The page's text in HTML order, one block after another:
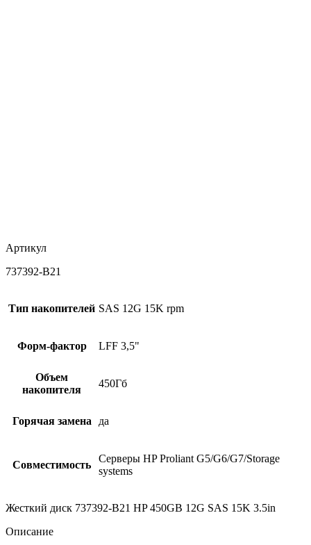
Артикул
737392-B21
Тип накопителей SAS 12G 15K rpm
Форм-фактор LFF 3,5"
Объем
накопителя
450Гб
Горячая замена да
Совместимость
Серверы HP Proliant G5/G6/G7/Storage
systems
Жесткий диск 737392-B21 HP 450GB 12G SAS 15K 3.5in
Описание